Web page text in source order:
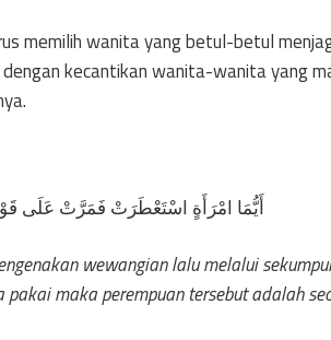
memilih wanita yang betul-betul
kecantikan wanita-wanita yang
أَيُّمَا امْرَأَةٍ اسْتَعْطَرَتْ فَمَرَّتْ عَلَى
wewangian lalu melalui
maka perempuan tersebut adalah